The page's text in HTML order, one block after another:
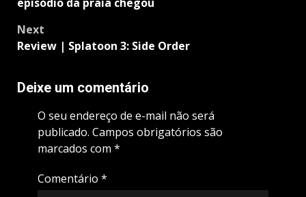
Next
Review | Splatoon 3: Side Order
Deixe um comentário
O seu endereço de e-mail não será
publicado. Campos obrigatórios são
marcados com *
Comentário *